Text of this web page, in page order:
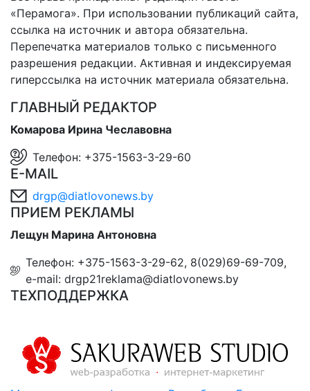
«Перамога». При использовании публикаций сайта,
ссылка на источник и автора обязательна.
Перепечатка материалов только с письменного
разрешения редакции. Активная и индексируемая
гиперссылка на источник материала обязательна.
ГЛАВНЫЙ РЕДАКТОР
Комарова Ирина Чеславовна
Телефон: +375-1563-3-29-60
E-MAIL
drgp@diatlovonews.by
ПРИЕМ РЕКЛАМЫ
Лещун Марина Антоновна
Телефон: +375-1563-3-29-62, 8(029)69-69-709,
e-mail: drgp21reklama@diatlovonews.by
ТЕХПОДДЕРЖКА